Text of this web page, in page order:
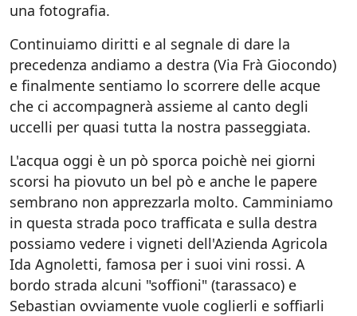
una fotografia.
Continuiamo diritti e al segnale di dare la
precedenza andiamo a destra (Via Frà Giocondo)
e finalmente sentiamo lo scorrere delle acque
che ci accompagnerà assieme al canto degli
uccelli per quasi tutta la nostra passeggiata.
L'acqua oggi è un pò sporca poichè nei giorni
scorsi ha piovuto un bel pò e anche le papere
sembrano non apprezzarla molto. Camminiamo
in questa strada poco trafficata e sulla destra
possiamo vedere i vigneti dell'Azienda Agricola
Ida Agnoletti, famosa per i suoi vini rossi. A
bordo strada alcuni "soffioni" (tarassaco) e
Sebastian ovviamente vuole coglierli e soffiarli